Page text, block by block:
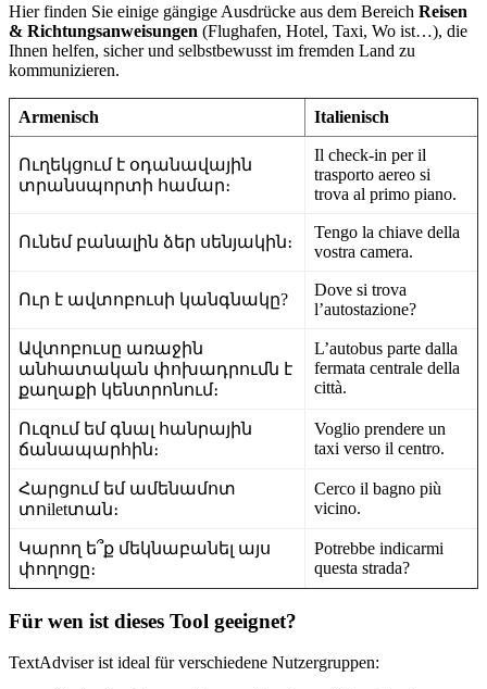
Hier finden Sie einige gängige Ausdrücke aus dem Bereich Reisen
& Richtungsanweisungen (Flughafen, Hotel, Taxi, Wo ist…), die
Ihnen helfen, sicher und selbstbewusst im fremden Land zu
kommunizieren.
Armenisch Italienisch
Ուղեկցում է օդանավային
տրանսպորտի համար։
Il check-in per il
trasporto aereo si
trova al primo piano.
Ունեմ բանալին ձեր սենյակին։
Tengo la chiave della
vostra camera.
Ուր է ավտոբուսի կանգնակը?
Dove si trova
l’autostazione?
Ավտոբուսը առաջին
անհատական փոխադրումն է
քաղաքի կենտրոնում։
L’autobus parte dalla
fermata centrale della
città.
Ուզում եմ գնալ հանրային
ճանապարհին։
Voglio prendere un
taxi verso il centro.
Հարցում եմ ամենամոտ
տոiletտան։
Cerco il bagno più
vicino.
Կարող ե՞ք մեկնաբանել այս
փողոցը։
Potrebbe indicarmi
questa strada?
Für wen ist dieses Tool geeignet?
TextAdviser ist ideal für verschiedene Nutzergruppen: